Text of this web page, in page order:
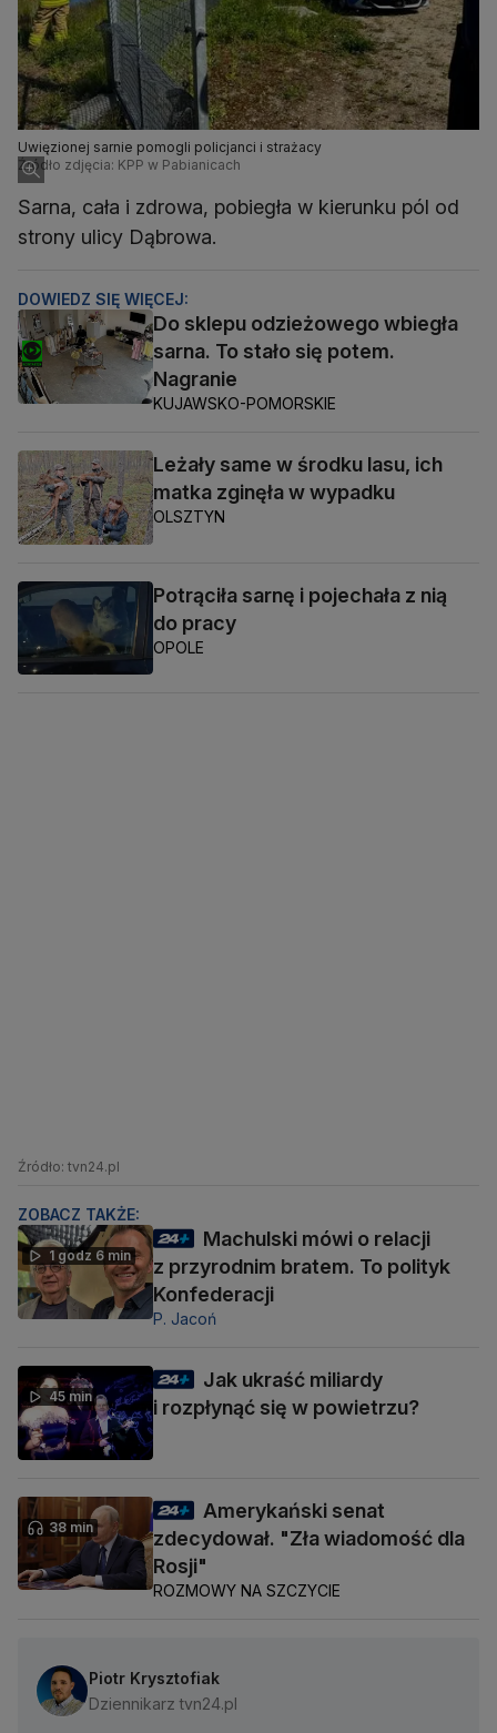
Uwięzionej sarnie pomogli policjanci i strażacy
Źródło zdjęcia: KPP w Pabianicach
Sarna, cała i zdrowa, pobiegła w kierunku pól od
strony ulicy Dąbrowa.
DOWIEDZ SIĘ WIĘCEJ:
Do sklepu odzieżowego wbiegła
sarna. To stało się potem.
Nagranie
KUJAWSKO-POMORSKIE
Leżały same w środku lasu, ich
matka zginęła w wypadku
OLSZTYN
Potrąciła sarnę i pojechała z nią
do pracy
OPOLE
Źródło: tvn24.pl
ZOBACZ TAKŻE:
1 godz 6 min
Machulski mówi o relacji
z przyrodnim bratem. To polityk
Konfederacji
P. Jacoń
45 min
Jak ukraść miliardy
i rozpłynąć się w powietrzu?
38 min
Amerykański senat
zdecydował. "Zła wiadomość dla
Rosji"
ROZMOWY NA SZCZYCIE
Piotr Krysztofiak
Dziennikarz tvn24.pl